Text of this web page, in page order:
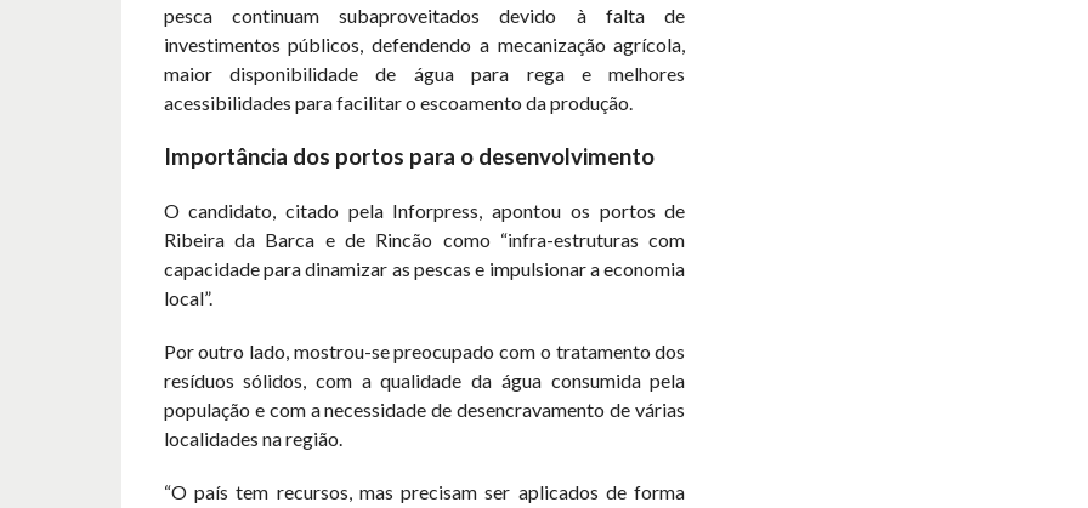
pesca continuam subaproveitados devido à falta de
investimentos públicos, defendendo a mecanização agrícola,
maior disponibilidade de água para rega e melhores
acessibilidades para facilitar o escoamento da produção.
Importância dos portos para o desenvolvimento
O candidato, citado pela Inforpress, apontou os portos de
Ribeira da Barca e de Rincão como “infra-estruturas com
capacidade para dinamizar as pescas e impulsionar a economia
local”.
Por outro lado, mostrou-se preocupado com o tratamento dos
resíduos sólidos, com a qualidade da água consumida pela
população e com a necessidade de desencravamento de várias
localidades na região.
“O país tem recursos, mas precisam ser aplicados de forma